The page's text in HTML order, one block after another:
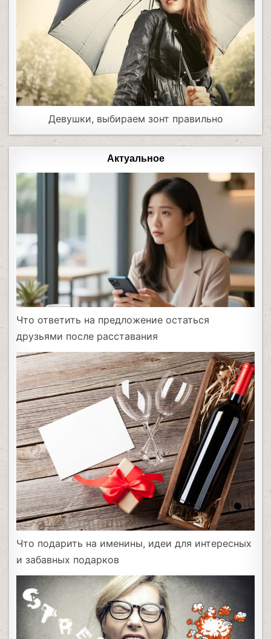
Девушки, выбираем зонт правильно
Актуальное
Что ответить на предложение остаться
друзьями после расставания
Что подарить на именины, идеи для интересных
и забавных подарков